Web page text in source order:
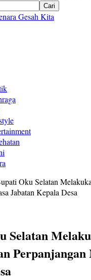
Gesah Kita
Oku Selatan
Jabatan Kepala Desa
Selatan
Perpanjangan